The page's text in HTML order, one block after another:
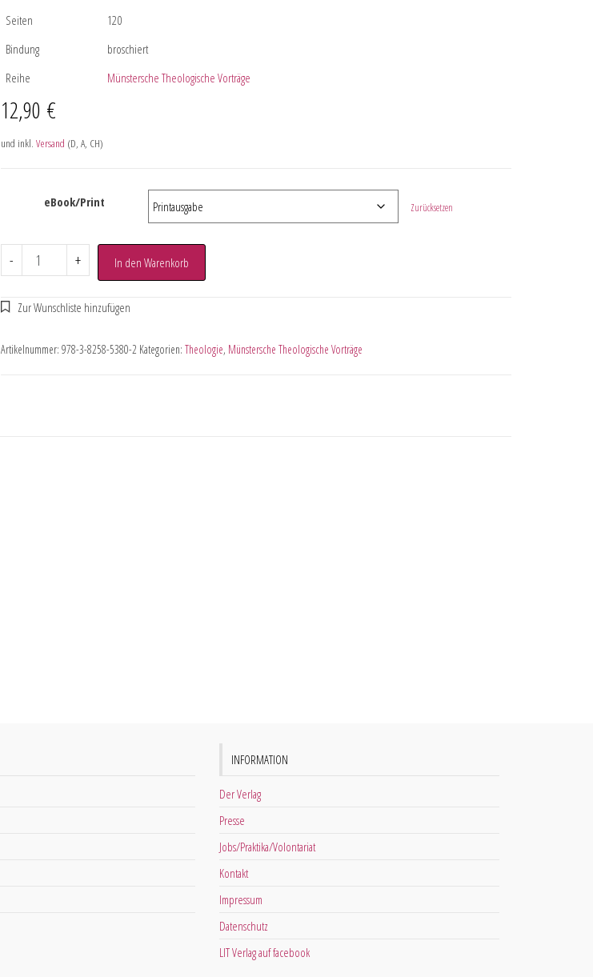
Seiten
120
Bindung
broschiert
Reihe
Münstersche Theologische Vorträge
12,90 €
und inkl. Versand (D, A, CH)
eBook/Print Zurücksetzen
- + In den Warenkorb
Artikelnummer: 978-3-8258-5380-2 Kategorien: Theologie, Münstersche Theologische Vorträge
INFORMATION
Der Verlag
Presse
Jobs/Praktika/Volontariat
Kontakt
Impressum
Datenschutz
LIT Verlag auf facebook